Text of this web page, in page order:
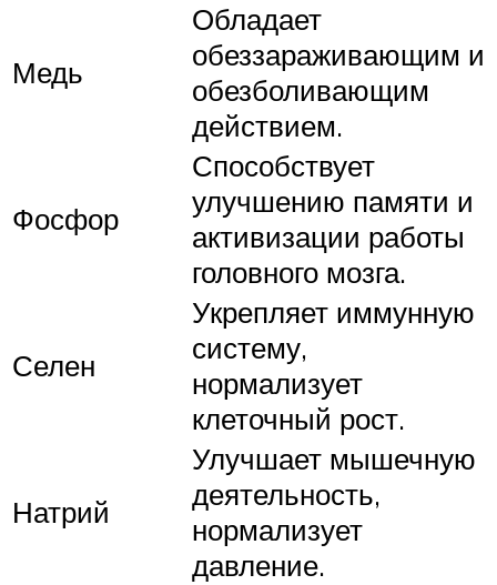
Медь
Обладает
обеззараживающим и
обезболивающим
действием.
Фосфор
Способствует
улучшению памяти и
активизации работы
головного мозга.
Селен
Укрепляет иммунную
систему,
нормализует
клеточный рост.
Натрий
Улучшает мышечную
деятельность,
нормализует
давление.